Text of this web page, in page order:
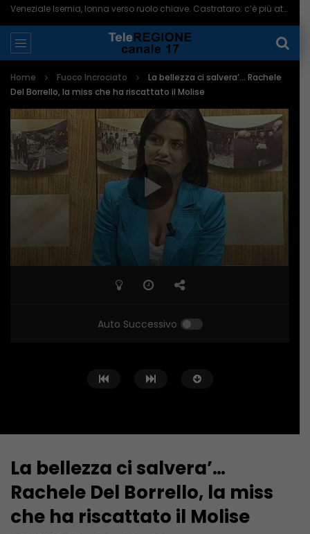
Veneziale Isernia, Ionna verso ruolo chiave. Castrataro: c’è più attenzione per Termoli – 08/08/2026
Home Fuoco Incrociato
La bellezza ci salvera’… Rachele
Del Borrello, la miss che ha riscattato il Molise
Auto Successivo
Fuoco Incrociato… in Libia
GIUGNO 20, 2023
SICUREZZA E
SCOMMESSA
La bellezza ci salvera’…
Rachele Del Borrello, la miss
che ha riscattato il Molise